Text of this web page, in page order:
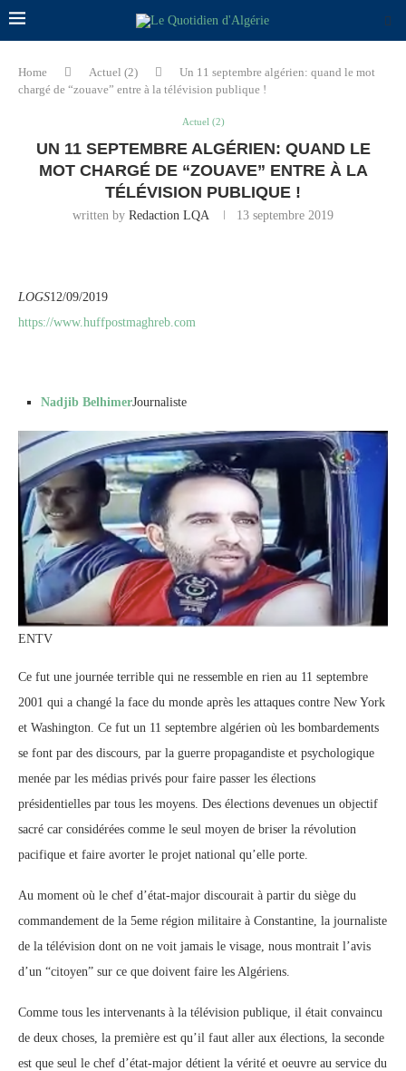
Home Actuel (2)
Un 11 septembre algérien: quand le mot
chargé de “zouave” entre à la télévision publique !
Actuel (2)
UN 11 SEPTEMBRE ALGÉRIEN: QUAND LE
MOT CHARGÉ DE “ZOUAVE” ENTRE À LA
TÉLÉVISION PUBLIQUE !
written by Redaction LQA 13 septembre 2019
LOGS12/09/2019
https://www.huffpostmaghreb.com
Nadjib BelhimerJournaliste
ENTV
Ce fut une journée terrible qui ne ressemble en rien au 11 septembre
2001 qui a changé la face du monde après les attaques contre New York
et Washington. Ce fut un 11 septembre algérien où les bombardements
se font par des discours, par la guerre propagandiste et psychologique
menée par les médias privés pour faire passer les élections
présidentielles par tous les moyens. Des élections devenues un objectif
sacré car considérées comme le seul moyen de briser la révolution
pacifique et faire avorter le projet national qu’elle porte.
Au moment où le chef d’état-major discourait à partir du siège du
commandement de la 5eme région militaire à Constantine, la journaliste
de la télévision dont on ne voit jamais le visage, nous montrait l’avis
d’un “citoyen” sur ce que doivent faire les Algériens.
Comme tous les intervenants à la télévision publique, il était convaincu
de deux choses, la première est qu’il faut aller aux élections, la seconde
est que seul le chef d’état-major détient la vérité et oeuvre au service du